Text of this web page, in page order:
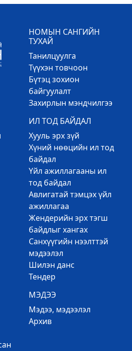
НОМЫН САНГИЙН
ТУХАЙ
Танилцуулга
Түүхэн товчоон
Бүтэц зохион
байгуулалт
Захирлын мэндчилгээ
ИЛ ТОД БАЙДАЛ
Хууль эрх зүй
Хүний нөөцийн ил тод
байдал
Үйл ажиллагааны ил
тод байдал
Авлигатай тэмцэх үйл
ажиллагаа
Жендерийн эрх тэгш
байдлыг хангах
Санхүүгийн нээлттэй
мэдээлэл
Шилэн данс
Тендер
МЭДЭЭ
Mэдээ, мэдээлэл
Архив